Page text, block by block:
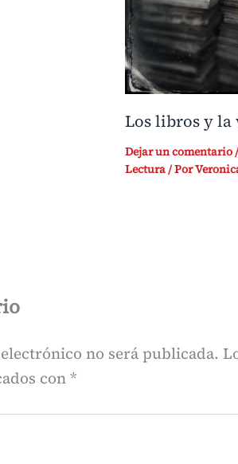
Los libros y
Dejar un comentario
Lectura/ Por
no será publicada.
con*